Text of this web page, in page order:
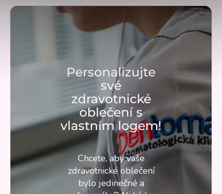
Personalizujte
své
zdravotnické
oblečení s
vlastním logem!
Chcete, aby vaše
zdravotnické oblečení
bylo jedinečné a